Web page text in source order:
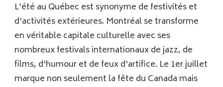
L'été au Québec est synonyme de festivités et
d'activités extérieures. Montréal se transforme
en véritable capitale culturelle avec ses
nombreux festivals internationaux de jazz, de
films, d'humour et de feux d'artifice. Le 1er juillet
marque non seulement la fête du Canada mais